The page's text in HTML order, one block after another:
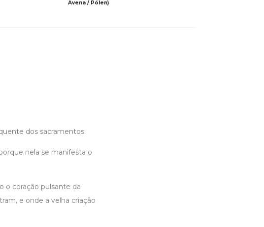
Avena / Pólen)
dos sacramentos.
nela se manifesta o
o coração pulsante da
e onde a velha criação